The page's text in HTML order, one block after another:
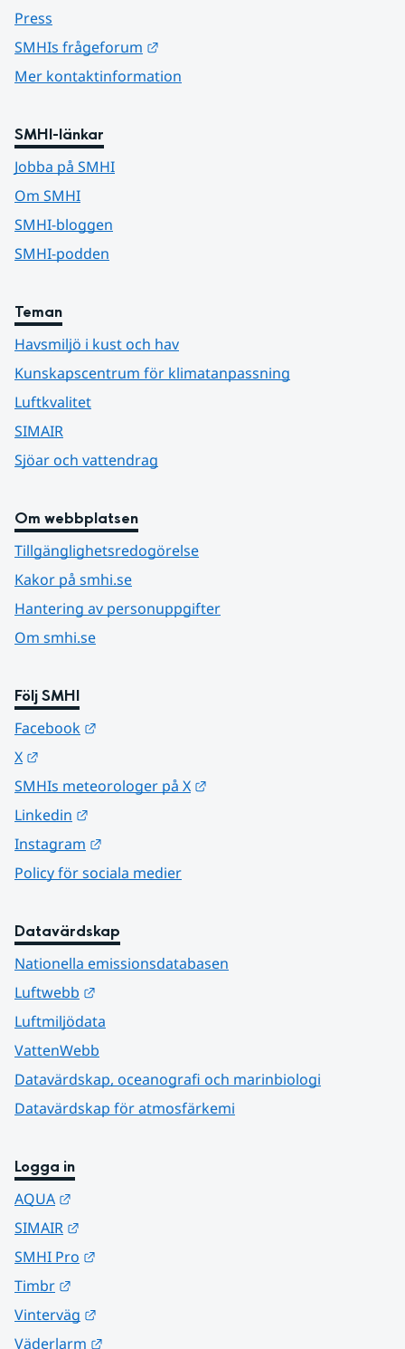
Press
SMHIs frågeforum
Mer kontaktinformation
SMHI-länkar
Jobba på SMHI
Om SMHI
SMHI-bloggen
SMHI-podden
Teman
Havsmiljö i kust och hav
Kunskapscentrum för klimatanpassning
Luftkvalitet
SIMAIR
Sjöar och vattendrag
Om webbplatsen
Tillgänglighetsredogörelse
Kakor på smhi.se
Hantering av personuppgifter
Om smhi.se
Följ SMHI
Facebook
X
SMHIs meteorologer på X
Linkedin
Instagram
Policy för sociala medier
Datavärdskap
Nationella emissionsdatabasen
Luftwebb
Luftmiljödata
VattenWebb
Datavärdskap, oceanografi och marinbiologi
Datavärdskap för atmosfärkemi
Logga in
AQUA
SIMAIR
SMHI Pro
Timbr
Vinterväg
Väderlarm